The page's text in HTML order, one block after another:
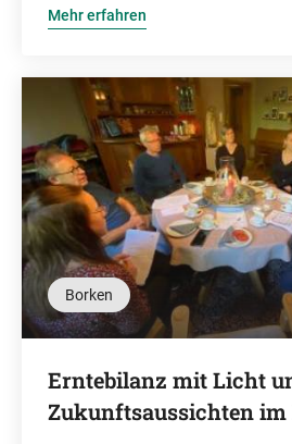
Mehr erfahren
Borken
Erntebilanz mit Licht
Zukunftsaussichten im